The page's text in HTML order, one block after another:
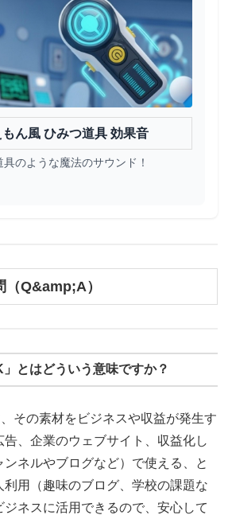
もん風 ひみつ道具 効果音
具のような魔法のサウンド！
Q&amp;A）
とはどういう意味ですか？
その素材をビジネスや収益が発生す
告、企業のウェブサイト、収益化し
ンネルやブログなど）で使える、と
利用（趣味のブログ、学校の課題な
ジネスに活用できるので、安心して